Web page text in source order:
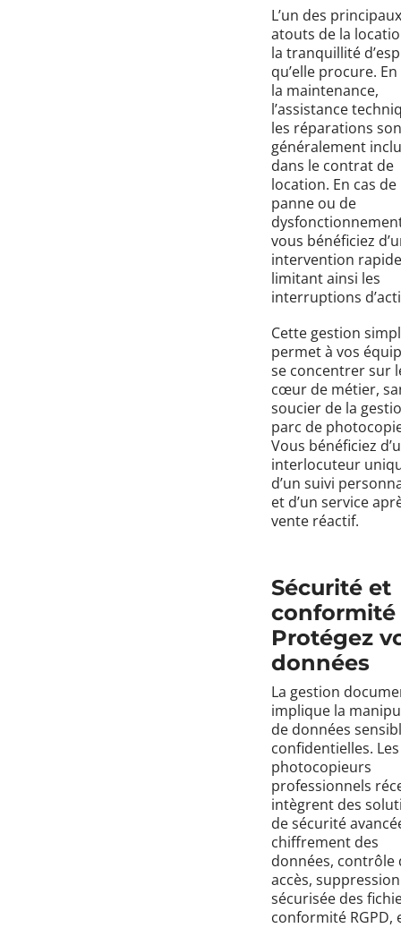
L’un des principaux
atouts de la
la tranquillité
qu’elle procure.
la maintenance,
l’assistance
les réparations
généralement
dans le contrat de
location. En cas de
panne ou de
vous bénéficiez
intervention
limitant ainsi les
interruptions
Cette gestion
permet à vos
se concentrer sur
cœur de métier,
soucier de la
parc de
Vous bénéficiez
interlocuteur
d’un suivi
et d’un service
vente réactif.
Sécurité et
conformité
Protégez
données
La gestion
implique la
de données
confidentielles. Les
photocopieurs
professionnels
intègrent des
de sécurité
chiffrement des
données, contrôle
accès, suppression
sécurisée des
conformité RGPD,